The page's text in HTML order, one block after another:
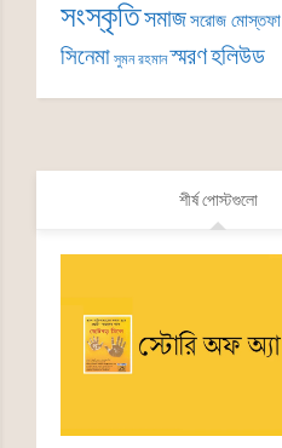
সংস্কৃতিসমাজসরোজ মোস্তফা
সিনেমা সুমন রহমান স্মরণহলিউড
শীর্ষ পোস্টগুলো